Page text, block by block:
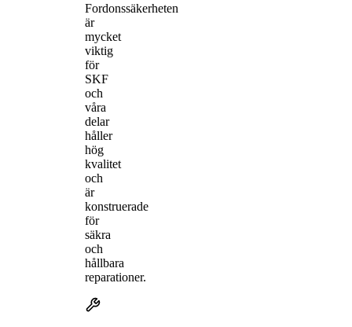
Fordonssäkerheten
är
mycket
viktig
för
SKF
och
våra
delar
håller
hög
kvalitet
och
är
konstruerade
för
säkra
och
hållbara
reparationer.